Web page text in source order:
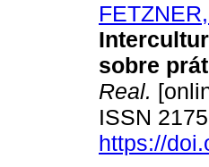
sobre
Real.
ISSN
https://